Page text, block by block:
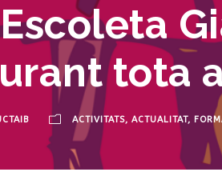
tota
ACTIVITATS, ACTUALITAT,